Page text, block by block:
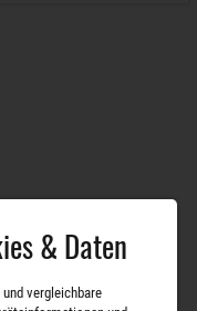
& Daten
vergleichbare